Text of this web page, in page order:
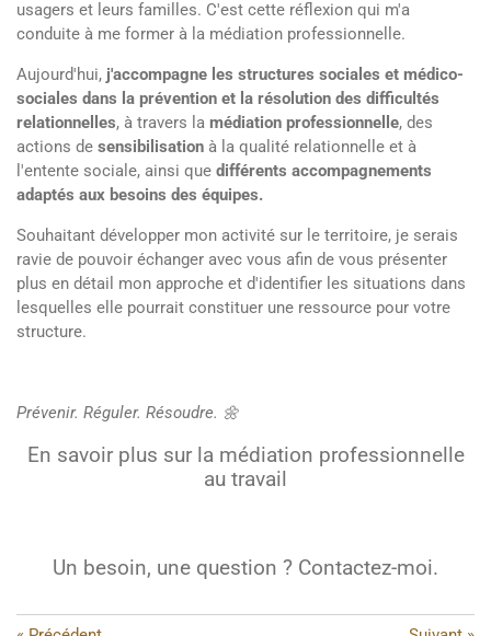
usagers et leurs familles. C'est cette réflexion qui m'a
conduite à me former à la médiation professionnelle.
Aujourd'hui, j'accompagne les structures sociales et médico-
sociales dans la prévention et la résolution des difficultés
relationnelles, à travers la médiation professionnelle, des
actions de sensibilisation à la qualité relationnelle et à
l'entente sociale, ainsi que différents accompagnements
adaptés aux besoins des équipes.
Souhaitant développer mon activité sur le territoire, je serais
ravie de pouvoir échanger avec vous afin de vous présenter
plus en détail mon approche et d'identifier les situations dans
lesquelles elle pourrait constituer une ressource pour votre
structure.
Prévenir. Réguler. Résoudre. 🌼
En savoir plus sur la médiation professionnelle
au travail
Un besoin, une question ? Contactez-moi.